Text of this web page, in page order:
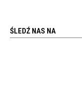
ŚLEDŹ NAS NA